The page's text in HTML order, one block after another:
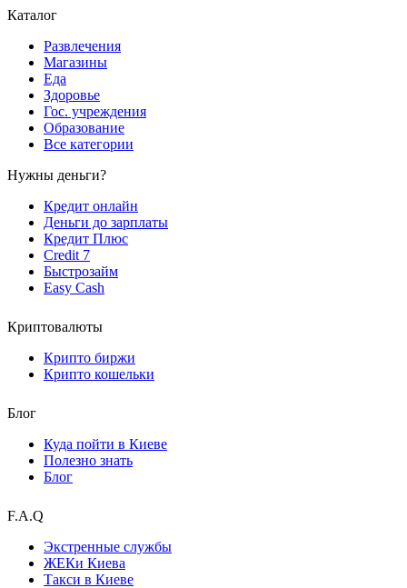
Каталог
Развлечения
Магазины
Еда
Здоровье
Гос. учреждения
Образование
Все категории
Нужны деньги?
Кредит онлайн
Деньги до зарплаты
Кредит Плюс
Credit 7
Быстрозайм
Easy Cash
Криптовалюты
Крипто биржи
Крипто кошельки
Блог
Куда пойти в Киеве
Полезно знать
Блог
F.A.Q
Экстренные службы
ЖЕКи Киева
Такси в Киеве